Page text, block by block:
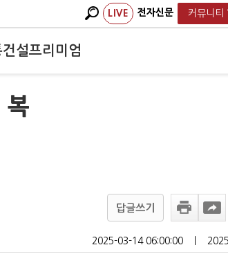
LIVE 전자신문 커뮤니티
건설프리미엄
복
답글쓰기
2025-03-14 06:00:00